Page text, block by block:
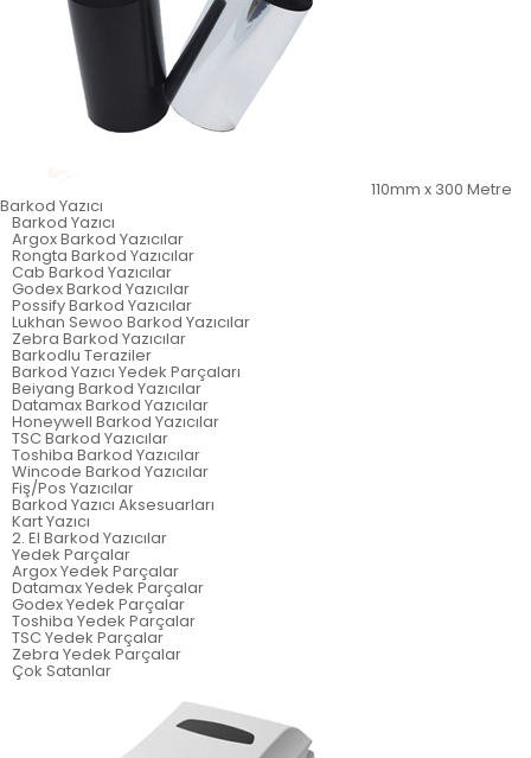
110mm x 300 Metre
Barkod Yazıcı
Barkod Yazıcı
Argox Barkod Yazıcılar
Rongta Barkod Yazıcılar
Cab Barkod Yazıcılar
Godex Barkod Yazıcılar
Possify Barkod Yazıcılar
Lukhan Sewoo Barkod Yazıcılar
Zebra Barkod Yazıcılar
Barkodlu Teraziler
Barkod Yazıcı Yedek Parçaları
Beiyang Barkod Yazıcılar
Datamax Barkod Yazıcılar
Honeywell Barkod Yazıcılar
TSC Barkod Yazıcılar
Toshiba Barkod Yazıcılar
Wincode Barkod Yazıcılar
Fiş/Pos Yazıcılar
Barkod Yazıcı Aksesuarları
Kart Yazıcı
2. El Barkod Yazıcılar
Yedek Parçalar
Argox Yedek Parçalar
Datamax Yedek Parçalar
Godex Yedek Parçalar
Toshiba Yedek Parçalar
TSC Yedek Parçalar
Zebra Yedek Parçalar
Çok Satanlar